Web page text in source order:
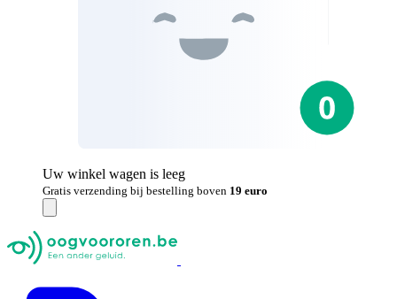
Uw winkel wagen is leeg
Gratis verzending bij bestelling boven 19 euro